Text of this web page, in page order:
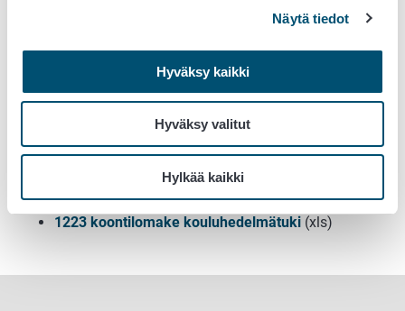
Näytä tiedot
Hyväksy kaikki
Hyväksy valitut
Hylkää kaikki
(pdf)
XML tekninen ohjeistus(pdf)
Tukihakemus xml-skeema(pdf)
Lukuvuositiedot xml-skeema(pdf)
Nekka saavutettavuusseloste
Muut apulomakkeet
1208 koontilomake koulumaitotuki(xls)
1223 koontilomake kouluhedelmätuki (xls)